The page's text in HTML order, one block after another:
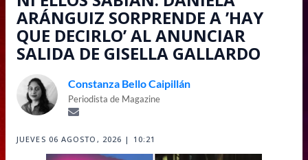
ARÁNGUIZ SORPRENDE A ’HAY
QUE DECIRLO’ AL ANUNCIAR
SALIDA DE GISELLA GALLARDO
Constanza Bello Caipillán
Periodista de Magazine
JUEVES 06 AGOSTO, 2026 | 10:21